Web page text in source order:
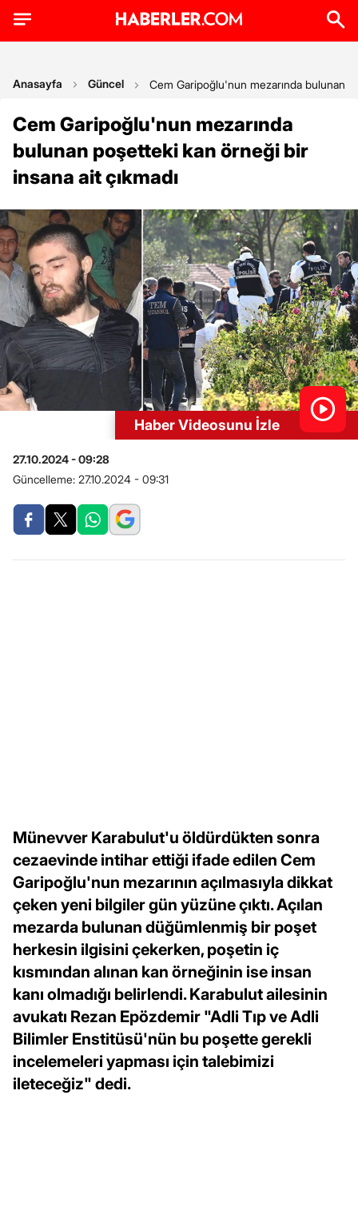
Anasayfa Güncel Cem Garipoğlu'nun mezarında bulunan
Cem Garipoğlu'nun mezarında
bulunan poşetteki kan örneği bir
insana ait çıkmadı
Haber Videosunu İzle
27.10.2024 - 09:28
Güncelleme: 27.10.2024 - 09:31
Münevver Karabulut'u öldürdükten sonra
cezaevinde intihar ettiği ifade edilen Cem
Garipoğlu'nun mezarının açılmasıyla dikkat
çeken yeni bilgiler gün yüzüne çıktı. Açılan
mezarda bulunan düğümlenmiş bir poşet
herkesin ilgisini çekerken, poşetin iç
kısmından alınan kan örneğinin ise insan
kanı olmadığı belirlendi. Karabulut ailesinin
avukatı Rezan Epözdemir "Adli Tıp ve Adli
Bilimler Enstitüsü'nün bu poşette gerekli
incelemeleri yapması için talebimizi
ileteceğiz" dedi.